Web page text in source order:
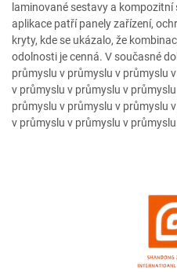
laminované sestavy a
aplikace patří panely zařízení,
kryty, kde se ukázalo, že
odolnosti je cenná. V současné
průmyslu v průmyslu v průmyslu
v průmyslu v průmyslu v
průmyslu v průmyslu v průmyslu
v průmyslu v průmyslu v